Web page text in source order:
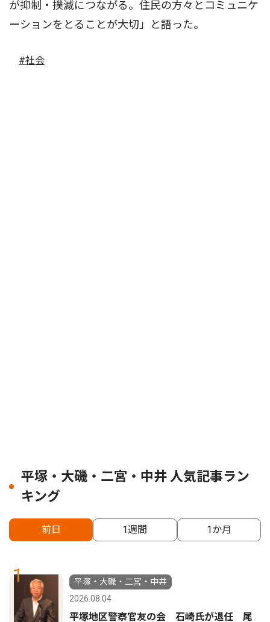
が抑制・撲滅につながる。住民の方々とコミュニケ
ーションをとることが大切」と語った。
#社会
平塚・大磯・二宮・中井 人気記事ラン
キング
前日 1週間 1か月
1
平塚・大磯・二宮・中井
2026.08.04
平塚地区警察官友の会 石崎氏が退任 尾